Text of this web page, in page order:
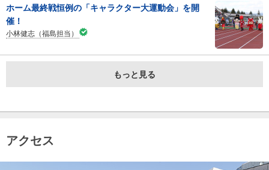
ホーム最終戦恒例の「キャラクター大運動会」を開
催！
小林健志（福島担当）
もっと見る
アクセス